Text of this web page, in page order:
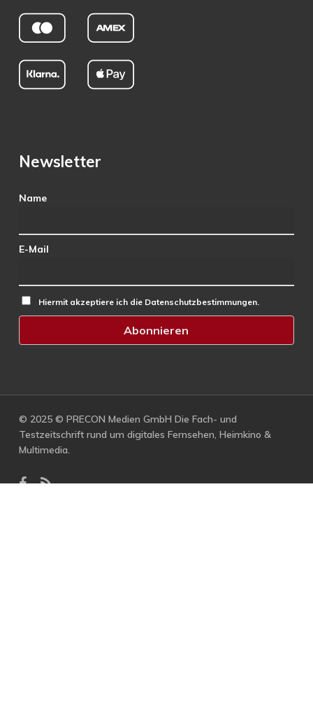
Newsletter
Name
E-Mail
Hiermit akzeptiere ich die Datenschutzbestimmungen.
© 2025 © PRECON Medien GmbH Die Fach- und
Testzeitschrift rund um digitales Fernsehen, Heimkino &
Multimedia.
facebook
RSS